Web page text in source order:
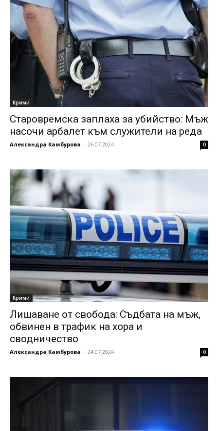
Крими
Старовремска заплаха за убийство: Мъж
насочи арбалет към служители на реда
Александра Камбурова - 26.07.2024 0
Крими
Лишаване от свобода: Съдбата на мъж,
обвинен в трафик на хора и
сводничество
Александра Камбурова - 24.07.2024 0